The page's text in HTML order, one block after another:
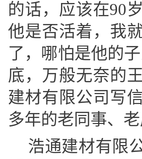
的话，应该在90
他是否活着，我
了，哪怕是他的
底，万般无奈的
建材有限公司写
多年的老同事、
浩通建材有限